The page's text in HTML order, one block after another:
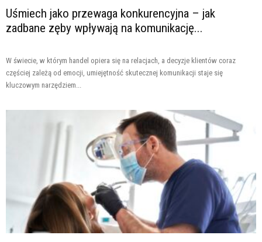
Uśmiech jako przewaga konkurencyjna – jak
zadbane zęby wpływają na komunikację...
W świecie, w którym handel opiera się na relacjach, a decyzje klientów coraz
częściej zależą od emocji, umiejętność skutecznej komunikacji staje się
kluczowym narzędziem...